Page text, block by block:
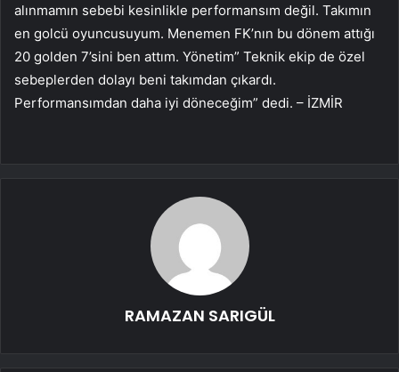
alınmamın sebebi kesinlikle performansım değil. Takımın
en golcü oyuncusuyum. Menemen FK’nın bu dönem attığı
20 golden 7’sini ben attım. Yönetim” Teknik ekip de özel
sebeplerden dolayı beni takımdan çıkardı.
Performansımdan daha iyi döneceğim” dedi. – İZMİR
RAMAZAN SARIGÜL